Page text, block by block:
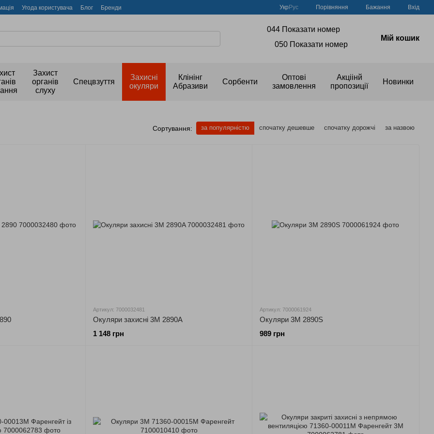
Угода користувача Блог Бренди Укр Рус Порівняння Бажання Вхід
044 Показати номер
050 Показати номер
Мій кошик
Захист
органів
слуху
Спецвзуття
Захисні
окуляри
Клінінг
Абразиви
Сорбенти
Оптові
замовлення
Акціінй
пропозиції
Новинки
Сортування: за популярністю спочатку дешевше спочатку дорожчі за назвою
Артикул: 7000032481
Окуляри захисні 3М 2890A
1 148 грн
Артикул: 7000061924
Окуляри 3М 2890S
989 грн